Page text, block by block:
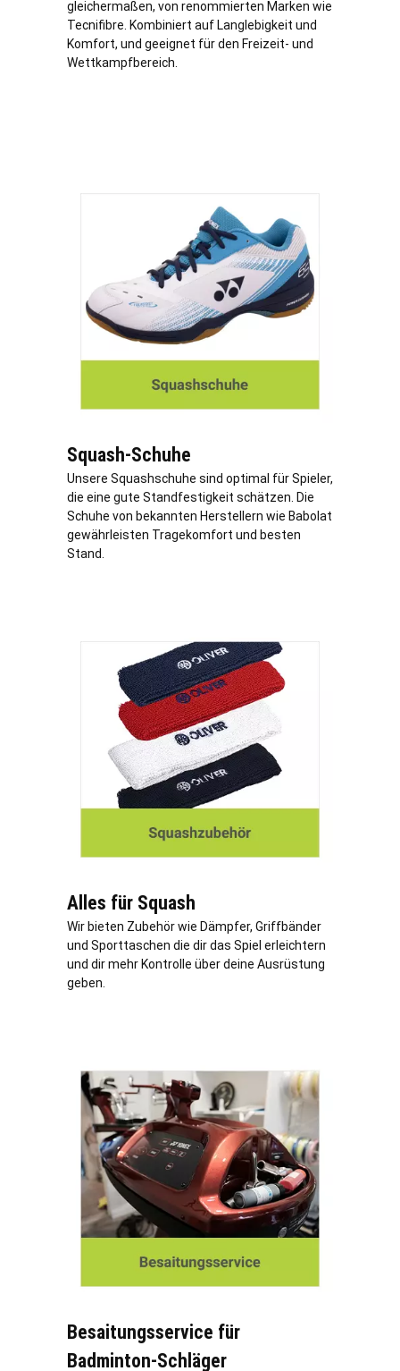
gleichermaßen, von renommierten Marken wie
Tecnifibre. Kombiniert auf Langlebigkeit und
Komfort, und geeignet für den Freizeit- und
Wettkampfbereich.
Squash-Schuhe
Unsere Squashschuhe sind optimal für Spieler,
die eine gute Standfestigkeit schätzen. Die
Schuhe von bekannten Herstellern wie Babolat
gewährleisten Tragekomfort und besten
Stand.
Alles für Squash
Wir bieten Zubehör wie Dämpfer, Griffbänder
und Sporttaschen die dir das Spiel erleichtern
und dir mehr Kontrolle über deine Ausrüstung
geben.
Besaitungsservice für
Badminton-Schläger